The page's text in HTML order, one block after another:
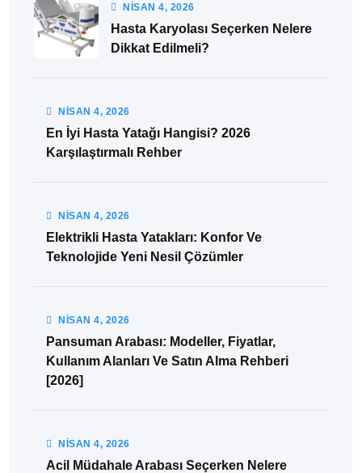
NISAN4, 2026
Hasta Karyolası Seçerken Nelere
Dikkat Edilmeli?
NISAN4, 2026
En İyi Hasta Yatağı Hangisi? 2026
Karşılaştırmalı Rehber
NISAN4, 2026
Elektrikli Hasta Yatakları: Konfor Ve
Teknolojide Yeni Nesil Çözümler
NISAN4, 2026
Pansuman Arabası: Modeller, Fiyatlar,
Kullanım Alanları Ve Satın Alma Rehberi
[2026]
NISAN4, 2026
Acil Müdahale Arabası Seçerken Nelere